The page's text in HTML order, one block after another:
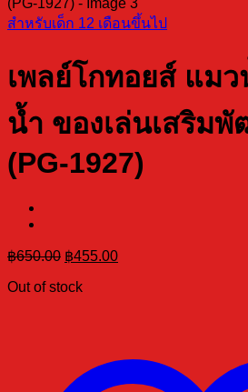
สำหรับเด็ก 12 เดือนขึ้นไป
เพลย์โกทอยส์ แม
น้ำ ของเล่นเสริม
(PG-1927)
฿650.00 Original
was:
฿455.00Current
Out of stock